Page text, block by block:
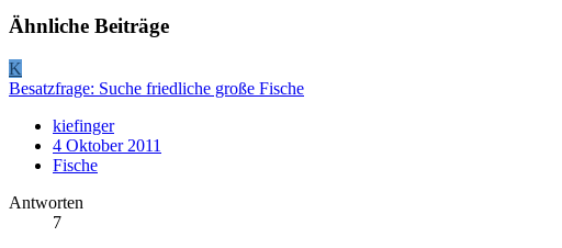
Ähnliche Beiträge
K
Besatzfrage: Suche friedliche große Fische
kiefinger
4 Oktober 2011
Fische
Antworten
7